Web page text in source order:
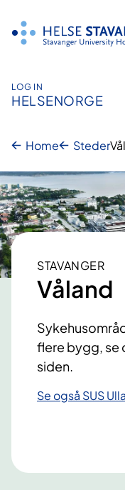
innhold
LOG IN
HELSENORGE
Home Steder
STAVANGER
Våland
flere bygg, se
siden.
Se også SUS